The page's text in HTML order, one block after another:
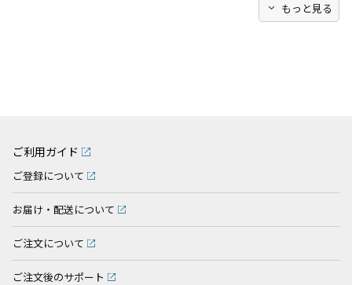
expand_more もっと見る
ご利用ガイド
ご登録について
お届け・配送について
ご注文について
ご注文後のサポート